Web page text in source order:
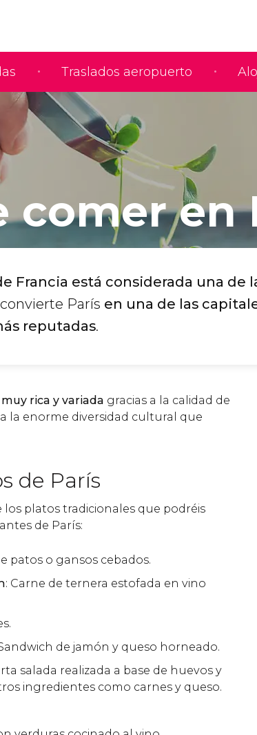
Traslados aeropuerto
comer en
Francia está considerada una de
París en una de las
reputadas.
rica y variada gracias a la calidad de
a la enorme diversidad cultural que
de París
los platos tradicionales que podréis
de París:
patos o gansos cebados.
: Carne de ternera estofada en vino
de jamón y queso horneado.
salada realizada a base de huevos y
ingredientes como carnes y queso.